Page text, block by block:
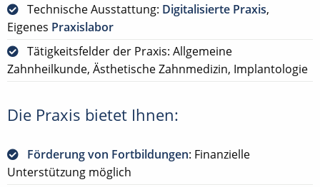
Technische Ausstattung: Digitalisierte Praxis,
Eigenes Praxislabor
Tätigkeitsfelder der Praxis: Allgemeine
Zahnheilkunde, Ästhetische Zahnmedizin, Implantologie
Die Praxis bietet Ihnen:
Förderung von Fortbildungen: Finanzielle
Unterstützung möglich